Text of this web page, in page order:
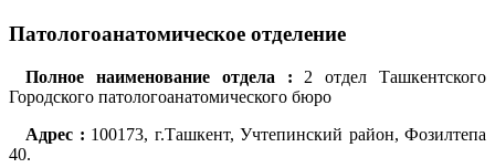
Патологоанатомическое отделение
Полное наименование отдела : 2 отдел Ташкентского
Городского патологоанатомического бюро
Адрес : 100173, г.Ташкент, Учтепинский район, Фозилтепа
40.